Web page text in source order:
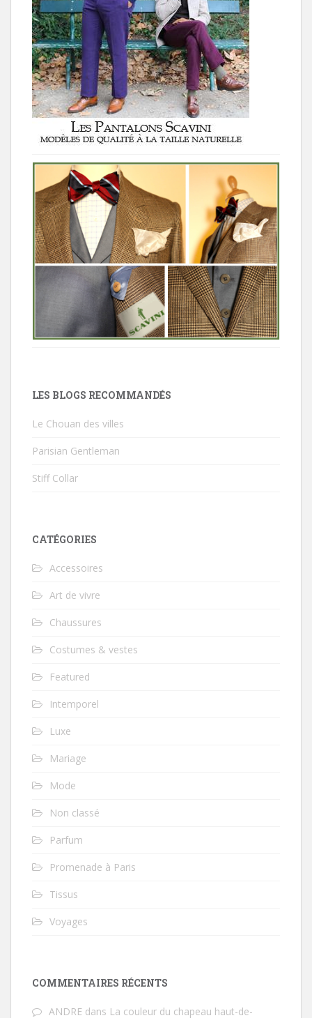
LES BLOGS RECOMMANDÉS
Le Chouan des villes
Parisian Gentleman
Stiff Collar
CATÉGORIES
Accessoires
Art de vivre
Chaussures
Costumes & vestes
Featured
Intemporel
Luxe
Mariage
Mode
Non classé
Parfum
Promenade à Paris
Tissus
Voyages
COMMENTAIRES RÉCENTS
ANDRE dans La couleur du chapeau haut-de-